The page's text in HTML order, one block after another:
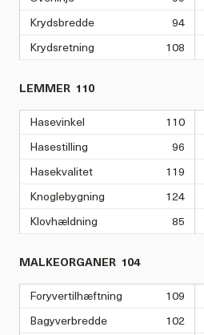
Krydsbredde
94
Krydsretning
108
LEMMER 110
Hasevinkel 110
Hasestilling
96
Hasekvalitet
119
Knoglebygning
124
Klovhældning
85
MALKEORGANER 104
Foryvertilhæftning 109
Bagyverbredde
102